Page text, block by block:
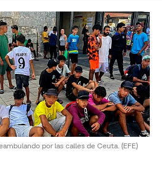
por las calles de Ceuta. (EFE)